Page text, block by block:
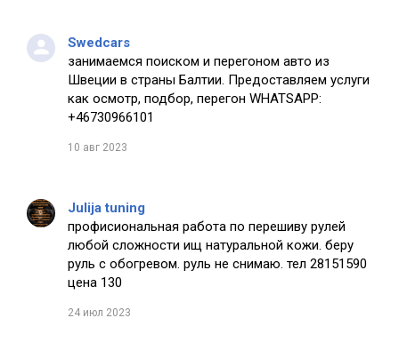
Swedcars
занимаемся поиском и перегоном авто из
Швеции в страны Балтии. Предоставляем услуги
как осмотр, подбор, перегон WHATSAPP:
+46730966101
10 авг 2023
Julija tuning
профисиональная работа по перешиву рулей
любой сложности ищ натуральной кожи. беру
руль с обогревом. руль не снимаю. тел 28151590
цена 130
24 июл 2023